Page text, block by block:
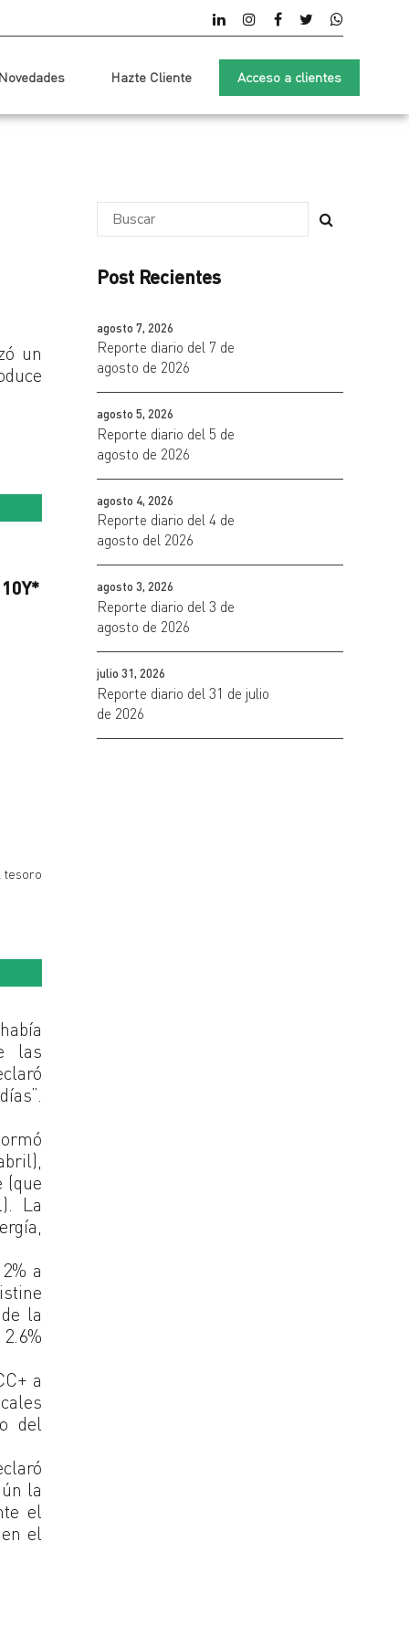
Novedades Hazte Cliente Acceso a clientes
un
*
tesoro
las
(que
La
a
la
a
del
la
el
el
Post Recientes
agosto 7, 2026
Reporte diario del 7 de
agosto de 2026
agosto 5, 2026
Reporte diario del 5 de
agosto de 2026
agosto 4, 2026
Reporte diario del 4 de
agosto del 2026
agosto 3, 2026
Reporte diario del 3 de
agosto de 2026
julio 31, 2026
Reporte diario del 31 de julio
de 2026